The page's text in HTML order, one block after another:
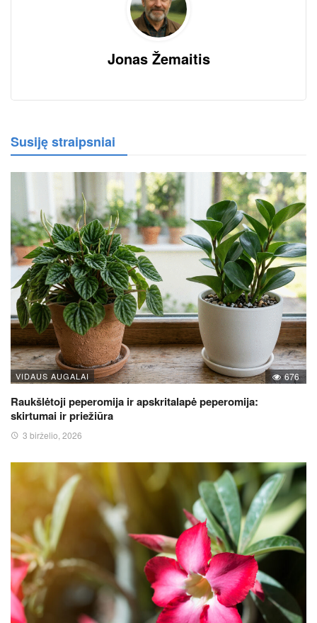
Jonas Žemaitis
Susiję straipsniai
VIDAUS AUGALAI 676
Raukšlėtoji peperomija ir apskritalapė peperomija:
skirtumai ir priežiūra
3 birželio, 2026